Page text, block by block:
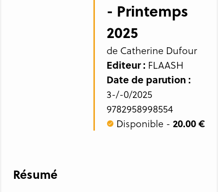
- Printemps
2025
de Catherine Dufour
Editeur : FLAASH
Date de parution :
3-/-0/2025
9782958998554
Disponible - 20.00 €
Résumé